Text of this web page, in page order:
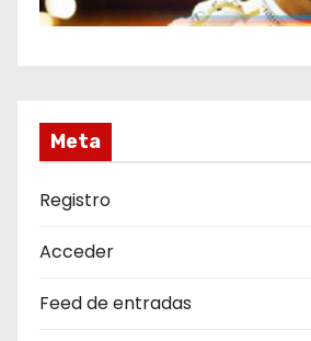
Meta
Registro
Acceder
Feed de entradas